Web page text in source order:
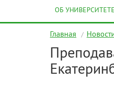
ОБ УНИВЕРСИТЕТЕ
Главная